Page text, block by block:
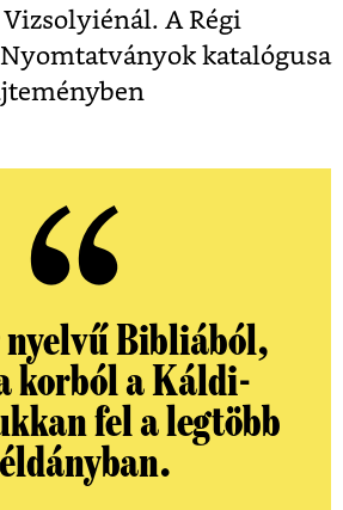
A Régi
katalógusa
Bibliából,
korból a Káldi-
fel a legtöbb